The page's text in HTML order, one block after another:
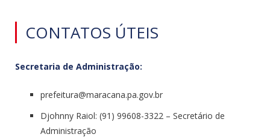
CONTATOS ÚTEIS
Secretaria de Administração:
prefeitura@maracana.pa.gov.br
Djohnny Raiol: (91) 99608-3322 – Secretário de
Administração